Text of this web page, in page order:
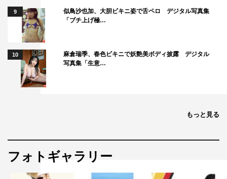
9
似鳥沙也加、大胆ビキニ姿で舌ペロ デジタル写真集
「ブチ上げ極…
10
麻倉瑞季、春色ビキニで妖艶美ボディ披露 デジタル
写真集「生意…
もっと見る
フォトギャラリー